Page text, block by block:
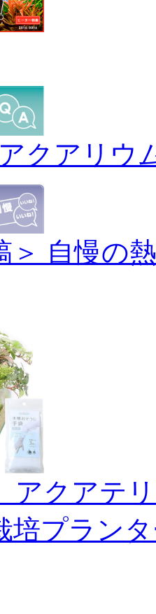
クアリウ
＞ 自慢の
】アクアテ
培プラン